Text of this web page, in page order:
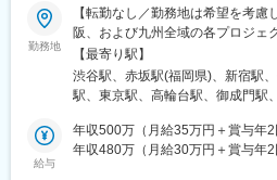
崎駅、幡ケ谷駅、六本木一丁目駅
駅、新宿御苑前駅、新宿駅(東京メ
三軒茶屋駅、池ノ上駅、桜田門駅
茶ノ水駅、九段下駅、淡路町駅、
駅(東京都)、両国駅、蓮沼駅、平
都)、桜街道駅、板橋区役所前駅
戸川橋駅、新庚申塚駅、雑司が谷
ノ水駅、淡路町駅、竹橋駅、半蔵
駅(東京都)、八丁堀駅(東京都)、人
駅、浜松町駅、汐留駅、御成門駅
苑前駅、高田馬場駅、西新宿駅、
(東京メトロ)、曙橋駅、原宿駅、
大井町駅、大崎駅、青物横丁駅、
大塚駅(東京都)、駒込駅、要町駅
(東京都)、千石駅、浅草駅、稲荷
京都)、錦糸町駅、押上駅、門前
勤務地
【転勤なし／勤務地は希望を考
阪、および九州全域の各プロジェ
★U・Iターン支援あり！★ゆくゆ
件に挑戦するチャンスもあります
リア東京都、神奈川県、千葉県、
佐賀県、長崎県、熊本県、大分県
150-0002東京都渋谷区渋谷2丁目
【最寄り駅】
渋谷駅、赤坂駅(福岡県)、新宿駅
駅、東京駅、高輪台駅、御成門駅
京都)、大門駅(東京都)、有楽町駅
人ライナー)、五反田駅、田町駅(
給与
年収500万（月給35万円＋賞与年
年収480万（月給30万円＋賞与年